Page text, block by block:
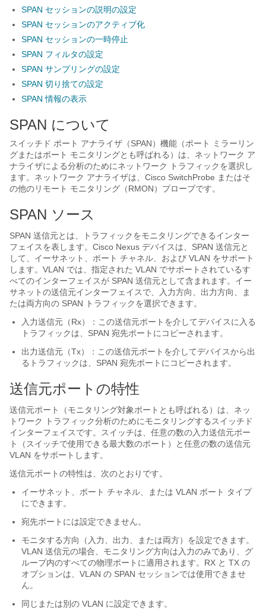
SPAN セッションの説明の設定
SPAN セッションのアクティブ化
SPAN セッションの一時停止
SPAN フィルタの設定
SPAN サンプリングの設定
SPAN 切り捨ての設定
SPAN 情報の表示
SPAN について
スイッチド ポート アナライザ（SPAN）機能（ポート ミラーリン
グまたはポート モニタリングとも呼ばれる）は、ネットワーク ア
ナライザによる分析のためにネットワーク トラフィックを選択し
ます。ネットワーク アナライザは、Cisco SwitchProbe またはそ
の他のリモート モニタリング（RMON）プローブです。
SPAN ソース
SPAN 送信元とは、トラフィックをモニタリングできるインター
フェイスを表します。 Cisco Nexus デバイスは、SPAN 送信元と
して、イーサネット、ポート チャネル、および VLAN をサポート
します。VLAN では、指定された VLAN でサポートされているす
べてのインターフェイスが SPAN 送信元として含まれます。イー
サネットの送信元インターフェイスで、入力方向、出力方向、ま
たは両方向の SPAN トラフィックを選択できます。
入力送信元（Rx）：この送信元ポートを介してデバイスに入る
トラフィックは、SPAN 宛先ポートにコピーされます。
出力送信元（Tx）：この送信元ポートを介してデバイスから出
るトラフィックは、SPAN 宛先ポートにコピーされます。
送信元ポートの特性
送信元ポート（モニタリング対象ポートとも呼ばれる）は、ネッ
トワーク トラフィック分析のためにモニタリングするスイッチド
インターフェイスです。スイッチは、任意の数の入力送信元ポー
ト（スイッチで使用できる最大数のポート）と任意の数の送信元
VLAN をサポートします。
送信元ポートの特性は、次のとおりです。
イーサネット、ポート チャネル、または VLAN ポート タイプ
にできます。
宛先ポートには設定できません。
モニタする方向（入力、出力、または両方）を設定できます。
VLAN 送信元の場合、モニタリング方向は入力のみであり、グ
ループ内のすべての物理ポートに適用されます。RX と TX の
オプションは、VLAN の SPAN セッションでは使用できませ
ん。
同じまたは別の VLAN に設定できます。